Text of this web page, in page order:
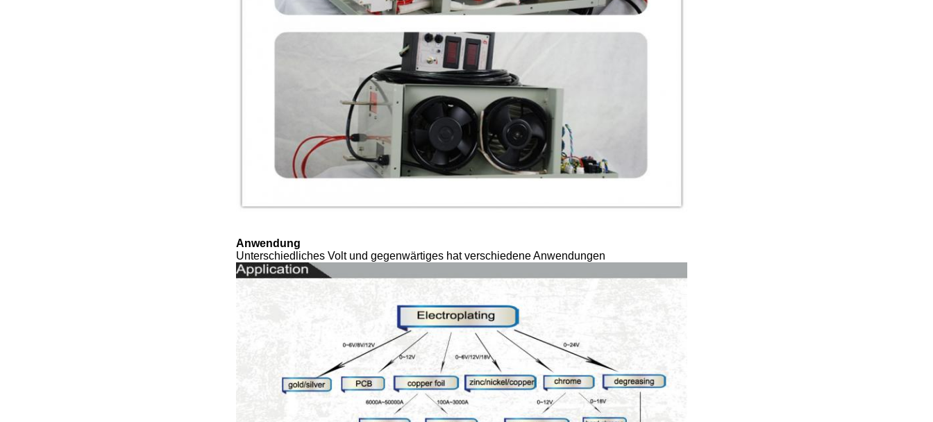
Anwendung
Unterschiedliches Volt und gegenwärtiges hat verschiedene Anwendungen